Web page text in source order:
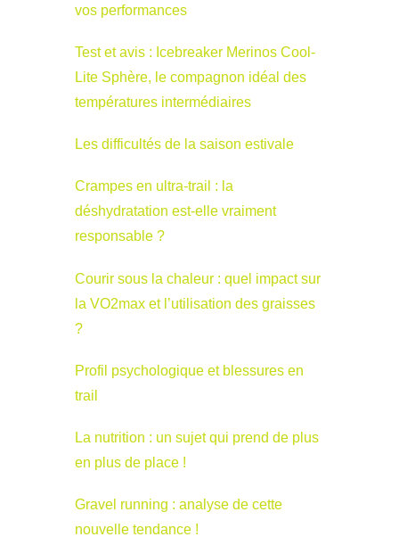
vos performances
Test et avis : Icebreaker Merinos Cool-
Lite Sphère, le compagnon idéal des
températures intermédiaires
Les difficultés de la saison estivale
Crampes en ultra-trail : la
déshydratation est-elle vraiment
responsable ?
Courir sous la chaleur : quel impact sur
la VO2max et l’utilisation des graisses
?
Profil psychologique et blessures en
trail
La nutrition : un sujet qui prend de plus
en plus de place !
Gravel running : analyse de cette
nouvelle tendance !